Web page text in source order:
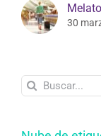
30
Buscar: